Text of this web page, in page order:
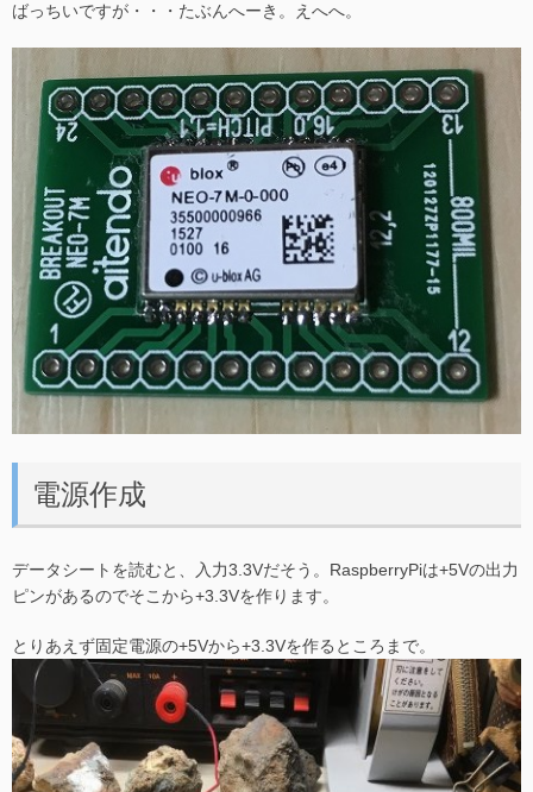
ばっちいですが・・・たぶんへーき。えへへ。
電源作成
データシートを読むと、入力3.3Vだそう。RaspberryPiは+5Vの出力
ピンがあるのでそこから+3.3Vを作ります。
とりあえず固定電源の+5Vから+3.3Vを作るところまで。